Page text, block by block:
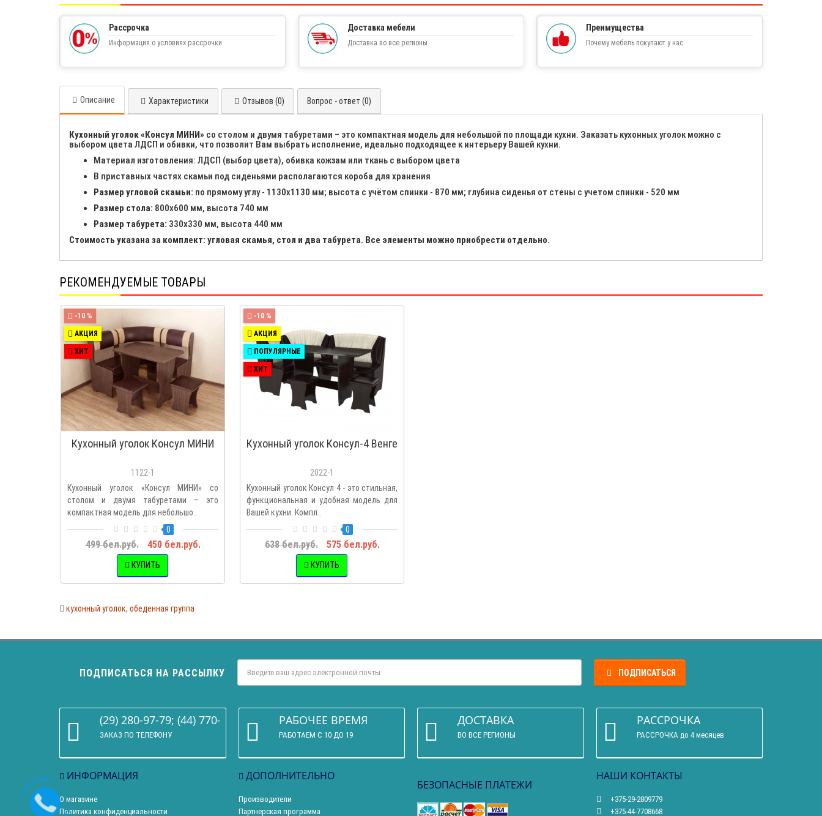
Рассрочка
Информация о условиях рассрочки
Доставка мебели
Доставка во все регионы
Преимущества
Почему мебель покупают у нас
Описание Характеристики Отзывов (0) Вопрос - ответ (0)
Кухонный уголок «Консул МИНИ» со столом и двумя табуретами – это компактная модель для небольшой по площади кухни. Заказать кухонных уголок можно с
выбором цвета ЛДСП и обивки, что позволит Вам выбрать исполнение, идеально подходящее к интерьеру Вашей кухни.
Материал изготовления: ЛДСП (выбор цвета), обивка кожзам или ткань с выбором цвета
В приставных частях скамьи под сиденьями располагаются короба для хранения
Размер угловой скамьи: по прямому углу - 1130х1130 мм; высота с учётом спинки - 870 мм; глубина сиденья от стены с учетом спинки - 520 мм
Размер стола: 800х600 мм, высота 740 мм
Размер табурета: 330х330 мм, высота 440 мм
Стоимость указана за комплект: угловая скамья, стол и два табурета. Все элементы можно приобрести отдельно.
РЕКОМЕНДУЕМЫЕ ТОВАРЫ
-10 %
АКЦИЯ
ХИТ
Кухонный уголок Консул МИНИ
1122-1
Кухонный уголок «Консул МИНИ» со
столом и двумя табуретами – это
компактная модель для небольшо..
0
499 бел.руб. 450 бел.руб.
КУПИТЬ
-10 %
АКЦИЯ
ПОПУЛЯРНЫЕ
ХИТ
Кухонный уголок Консул-4 Венге
2022-1
Кухонный уголок Консул 4 - это стильная,
функциональная и удобная модель для
Вашей кухни. Компл..
0
638 бел.руб. 575 бел.руб.
КУПИТЬ
кухонный уголок, обеденная группа
ПОДПИСАТЬСЯ НА РАССЫЛКУ ПОДПИСАТЬСЯ
(29) 280-97-79; (44) 770-86-68
ЗАКАЗ ПО ТЕЛЕФОНУ
РАБОЧЕЕ ВРЕМЯ
РАБОТАЕМ С 10 ДО 19
ДОСТАВКА
ВО ВСЕ РЕГИОНЫ
РАССРОЧКА
РАССРОЧКА до 4 месяцев
ИНФОРМАЦИЯ
О магазине
Политика конфиденциальности
ДОПОЛНИТЕЛЬНО
Производители
Партнерская программа
БЕЗОПАСНЫЕ ПЛАТЕЖИ
НАШИ КОНТАКТЫ
+375-29-2809779
+375-44-7708668